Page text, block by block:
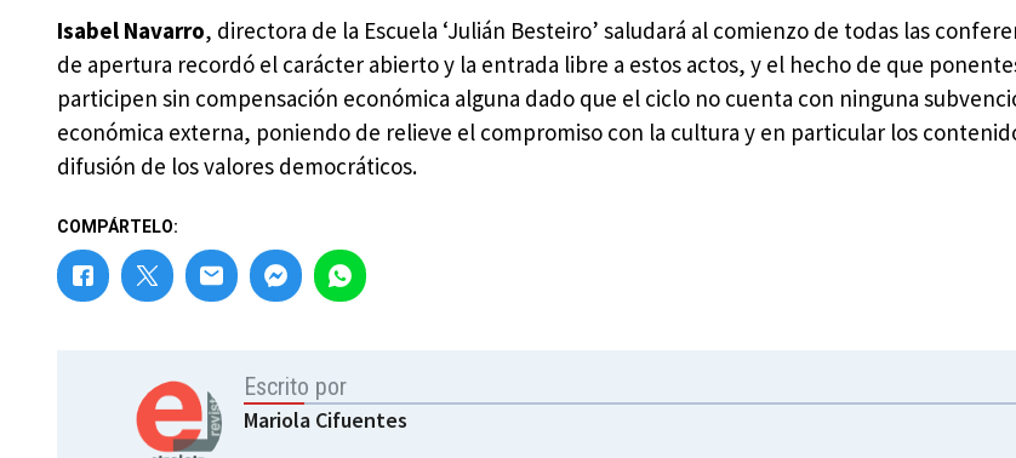
Isabel Navarro, directora de la Escuela ‘Julián Besteiro’ saludará al comienzo de todas las
de apertura recordó el carácter abierto y la entrada libre a estos actos, y el hecho de que
participen sin compensación económica alguna dado que el ciclo no cuenta con ninguna
económica externa, poniendo de relieve el compromiso con la cultura y en particular los
difusión de los valores democráticos.
COMPÁRTELO:
Escrito por
Mariola Cifuentes